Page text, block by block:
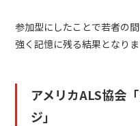
参加型にしたことで若者の
強く記憶に残る結果となりま
アメリカALS協会
ジ」